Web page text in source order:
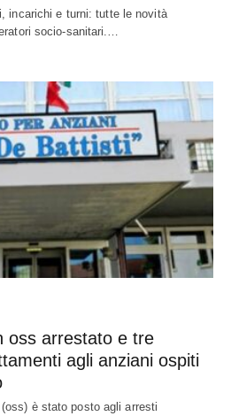
incarichi e turni: tutte le novità
socio-sanitari.…
oss arrestato e tre
agli anziani ospiti
è stato posto agli arresti